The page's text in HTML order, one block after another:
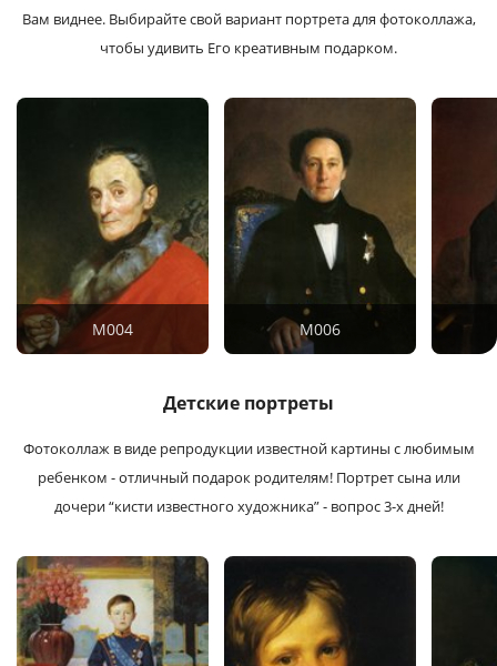
Вам виднее. Выбирайте свой вариант портрета для фотоколлажа,
чтобы удивить Его креативным подарком.
M004 M006
Детские портреты
Фотоколлаж в виде репродукции известной картины с любимым
ребенком - отличный подарок родителям!Портрет сына или
дочери “кисти известного художника” - вопрос 3-х дней!